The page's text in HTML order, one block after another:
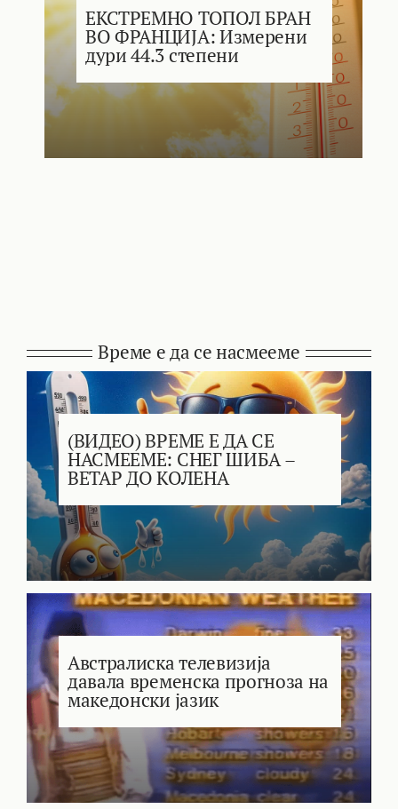
ЕКСТРЕМНО ТОПОЛ БРАН
ВО ФРАНЦИЈА: Измерени
дури 44.3 степени
Време е да се насмееме
(ВИДЕО) ВРЕМЕ Е ДА СЕ
НАСМЕЕМЕ: СНЕГ ШИБА –
ВЕТАР ДО КОЛЕНА
Австралиска телевизија
давала временска прогноза на
македонски јазик